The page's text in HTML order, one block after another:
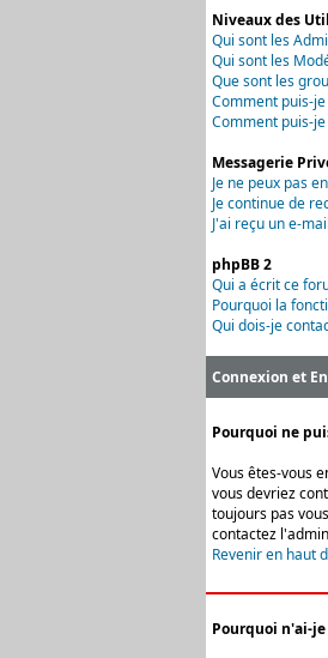
Niveaux des
Qui sont les
Qui sont les
Que sont les
Comment puis-
Comment puis-
Messagerie
Je ne peux pas
Je continue de
J'ai reçu un e-
phpBB 2
Qui a écrit ce
Pourquoi la
Qui dois-je
Connexion et
Pourquoi ne
Vous êtes-vous
vous devriez
toujours pas
contactez
Revenir en haut
Pourquoi n'ai-